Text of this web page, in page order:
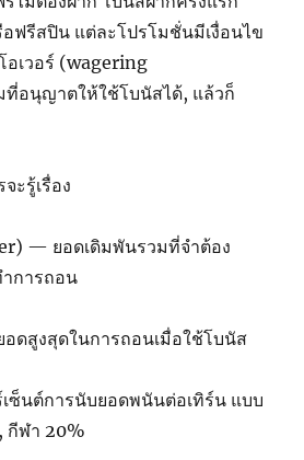
ฟรีสปิน แต่ละโปรโมชั่นมีเงื่อนไข
อเวอร์ (wagering
อนุญาตให้ใช้โบนัสได้, แล้วก็
ะรู้เรื่อง
— ยอดเดิมพันรวมที่จำต้อง
การถอน
ดสูงสุดในการถอนเมื่อใช้โบนัส
ซ็นต์การนับยอดพนันต่อเทิร์น แบบ
กีฬา 20%